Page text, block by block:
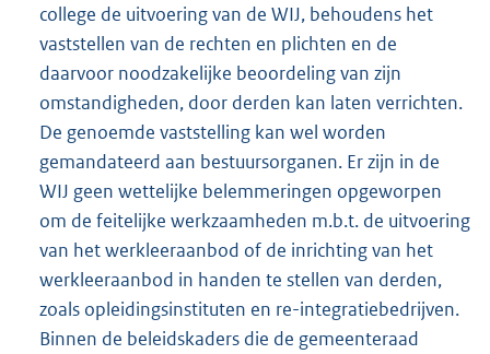
college de uitvoering van de WIJ, behoudens het
vaststellen van de rechten en plichten en de
daarvoor noodzakelijke beoordeling van zijn
omstandigheden, door derden kan laten verrichten.
De genoemde vaststelling kan wel worden
gemandateerd aan bestuursorganen. Er zijn in de
WIJ geen wettelijke belemmeringen opgeworpen
om de feitelijke werkzaamheden m.b.t. de uitvoering
van het werkleeraanbod of de inrichting van het
werkleeraanbod in handen te stellen van derden,
zoals opleidingsinstituten en re-integratiebedrijven.
Binnen de beleidskaders die de gemeenteraad